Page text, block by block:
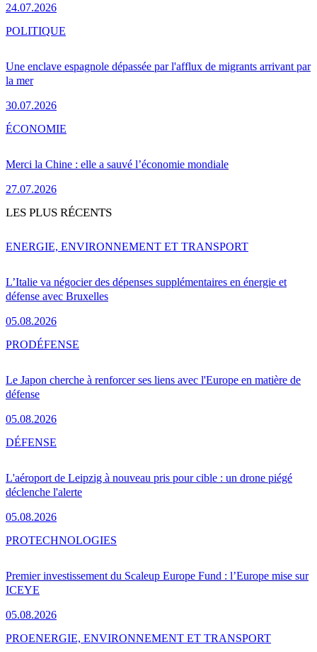
24.07.2026
Une enclave espagnole dépassée par l'afflux de migrants arrivant par
la mer
30.07.2026
POLITIQUE
Merci la Chine : elle a sauvé l’économie mondiale
27.07.2026
ÉCONOMIE
LES PLUS RÉCENTS
L’Italie va négocier des dépenses supplémentaires en énergie et
défense avec Bruxelles
05.08.2026
ENERGIE, ENVIRONNEMENT ET TRANSPORT
Le Japon cherche à renforcer ses liens avec l'Europe en matière de
défense
05.08.2026
PRODÉFENSE
L'aéroport de Leipzig à nouveau pris pour cible : un drone piégé
déclenche l'alerte
05.08.2026
DÉFENSE
Premier investissement du Scaleup Europe Fund : l’Europe mise sur
ICEYE
05.08.2026
PROTECHNOLOGIES
PROENERGIE, ENVIRONNEMENT ET TRANSPORT